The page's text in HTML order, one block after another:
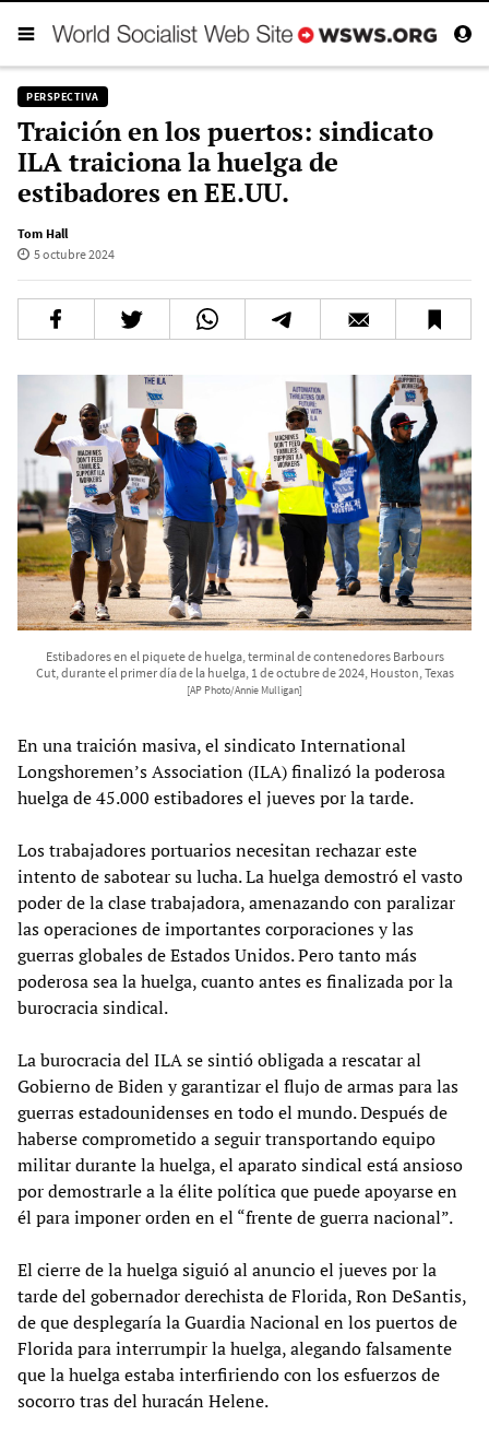
PERSPECTIVA
Traición en los puertos: sindicato
ILA traiciona la huelga de
estibadores en EE.UU.
Tom Hall
5 octubre 2024
Estibadores en el piquete de huelga, terminal de contenedores Barbours
Cut, durante el primer día de la huelga, 1 de octubre de 2024, Houston, Texas
[AP Photo/Annie Mulligan]
En una traición masiva, el sindicato International
Longshoremen’s Association (ILA) finalizó la poderosa
huelga de 45.000 estibadores el jueves por la tarde.
Los trabajadores portuarios necesitan rechazar este
intento de sabotear su lucha. La huelga demostró el vasto
poder de la clase trabajadora, amenazando con paralizar
las operaciones de importantes corporaciones y las
guerras globales de Estados Unidos. Pero tanto más
poderosa sea la huelga, cuanto antes es finalizada por la
burocracia sindical.
La burocracia del ILA se sintió obligada a rescatar al
Gobierno de Biden y garantizar el flujo de armas para las
guerras estadounidenses en todo el mundo. Después de
haberse comprometido a seguir transportando equipo
militar durante la huelga, el aparato sindical está ansioso
por demostrarle a la élite política que puede apoyarse en
él para imponer orden en el “frente de guerra nacional”.
El cierre de la huelga siguió al anuncio el jueves por la
tarde del gobernador derechista de Florida, Ron DeSantis,
de que desplegaría la Guardia Nacional en los puertos de
Florida para interrumpir la huelga, alegando falsamente
que la huelga estaba interfiriendo con los esfuerzos de
socorro tras del huracán Helene.